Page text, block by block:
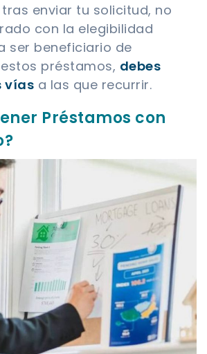
enviar tu solicitud, no
con la elegibilidad
ser beneficiario de
préstamos, debes
vías a las que recurrir.
Préstamos con